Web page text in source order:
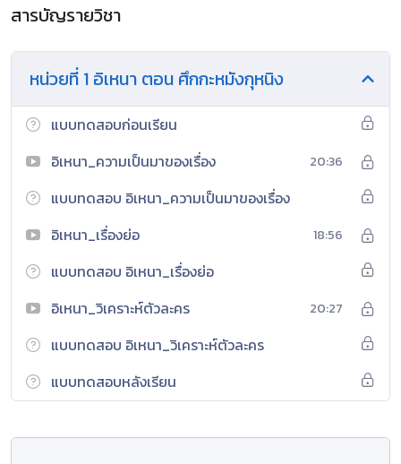
สารบัญรายวิชา
หน่วยที่ 1 อิเหนา ตอน ศึกกะหมังกุหนิง
แบบทดสอบก่อนเรียน
อิเหนา_ความเป็นมาของเรื่อง
20:36
แบบทดสอบ อิเหนา_ความเป็นมาของเรื่อง
อิเหนา_เรื่องย่อ
18:56
แบบทดสอบ อิเหนา_เรื่องย่อ
อิเหนา_วิเคราะห์ตัวละคร
20:27
แบบทดสอบ อิเหนา_วิเคราะห์ตัวละคร
แบบทดสอบหลังเรียน